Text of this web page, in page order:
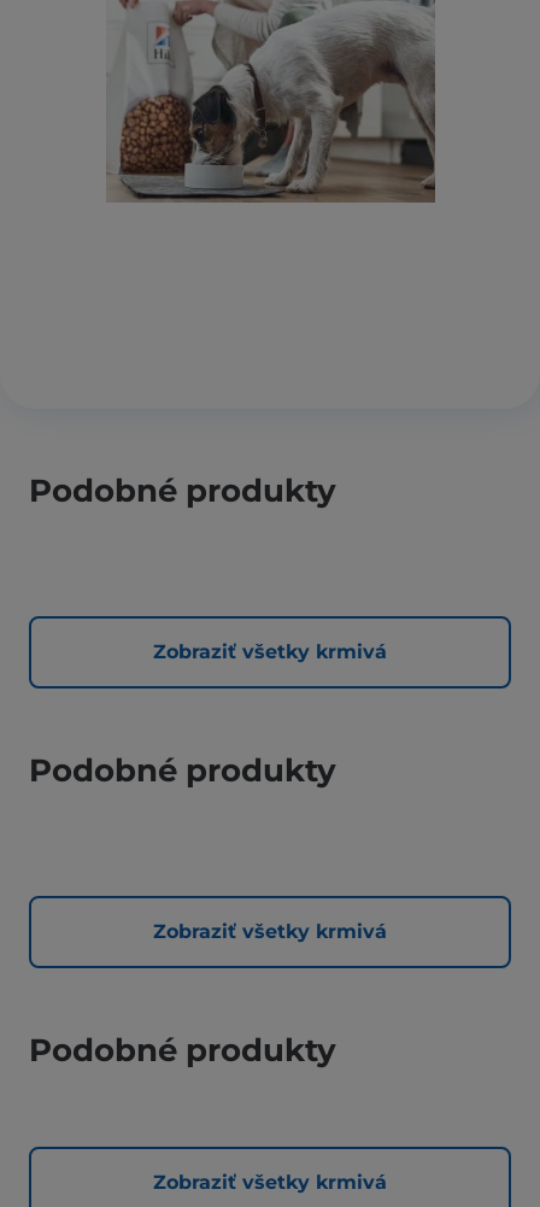
Podobné produkty
Zobraziť všetky krmivá
Podobné produkty
Zobraziť všetky krmivá
Podobné produkty
Zobraziť všetky krmivá